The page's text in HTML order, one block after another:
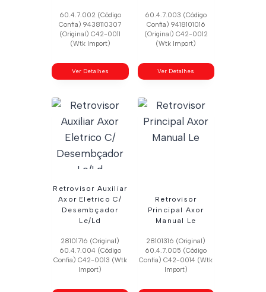
60.4.7.002 (Código
Confia) 9438110307
(Original) C42-0011
(Wtk Import)
Ver Detalhes
60.4.7.003 (Código
Confia) 9418101016
(Original) C42-0012
(Wtk Import)
Ver Detalhes
Retrovisor Auxiliar
Axor Eletrico C/
Desembçador
Le/Ld
28101716 (Original)
60.4.7.004 (Código
Confia) C42-0013 (Wtk
Import)
Retrovisor
Principal Axor
Manual Le
28101316 (Original)
60.4.7.005 (Código
Confia) C42-0014 (Wtk
Import)